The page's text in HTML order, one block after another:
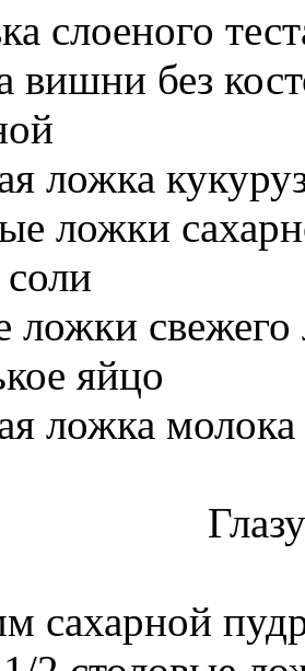
слоеного
вишни без
ложка
ложки
ложки свежего
яйцо
ложка молока
сахарной